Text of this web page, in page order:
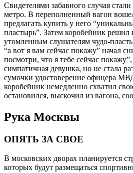
Свидетелями забавного случая
метро. В переполненный вагон
предлагать купить у него
пластырь”. Затем коробейник решил
утомленным слушателям чудо-
“а вот я вам сейчас покажу” начал
посмотри, что я тебе сейчас
симпатичная девушка, но не стала
сумочки удостоверение офицера
коробейник немедленно схватил
остановился, выскочил из вагона,
Рука Москвы
ОПЯТЬ ЗА СВОЕ
В московских дворах планируется
которых будут размещаться